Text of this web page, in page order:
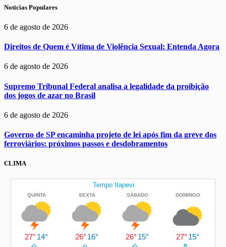
Noticias Populares
6 de agosto de 2026
Direitos de Quem é Vítima de Violência Sexual: Entenda Agora
6 de agosto de 2026
Supremo Tribunal Federal analisa a legalidade da proibição
dos jogos de azar no Brasil
6 de agosto de 2026
Governo de SP encaminha projeto de lei após fim da greve dos
ferroviários: próximos passos e desdobramentos
CLIMA